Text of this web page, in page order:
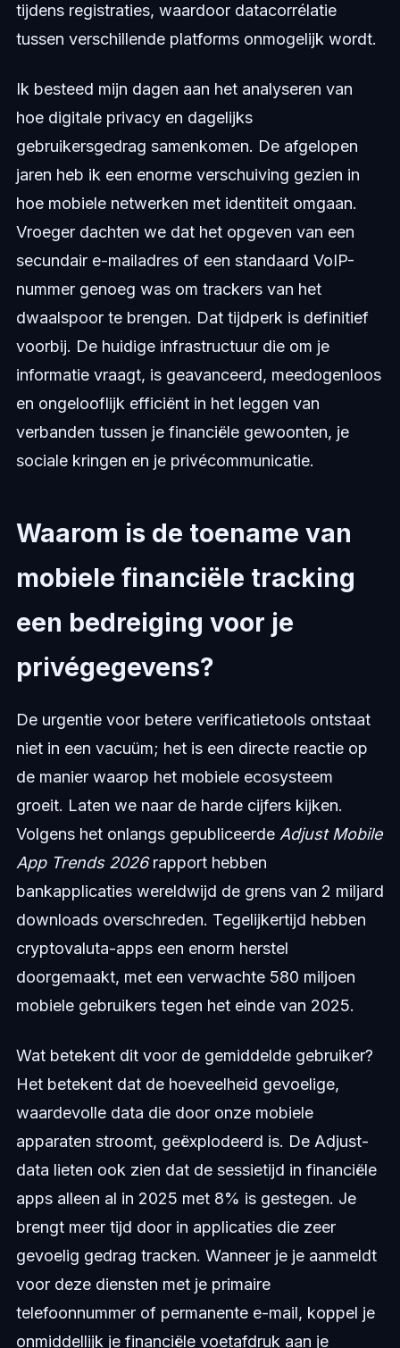
tijdens registraties, waardoor datacorrélatie
tussen verschillende platforms onmogelijk wordt.
Ik besteed mijn dagen aan het analyseren van
hoe digitale privacy en dagelijks
gebruikersgedrag samenkomen. De afgelopen
jaren heb ik een enorme verschuiving gezien in
hoe mobiele netwerken met identiteit omgaan.
Vroeger dachten we dat het opgeven van een
secundair e-mailadres of een standaard VoIP-
nummer genoeg was om trackers van het
dwaalspoor te brengen. Dat tijdperk is definitief
voorbij. De huidige infrastructuur die om je
informatie vraagt, is geavanceerd, meedogenloos
en ongelooflijk efficiënt in het leggen van
verbanden tussen je financiële gewoonten, je
sociale kringen en je privécommunicatie.
Waarom is de toename van
mobiele financiële tracking
een bedreiging voor je
privégegevens?
De urgentie voor betere verificatietools ontstaat
niet in een vacuüm; het is een directe reactie op
de manier waarop het mobiele ecosysteem
groeit. Laten we naar de harde cijfers kijken.
Volgens het onlangs gepubliceerde Adjust Mobile
App Trends 2026rapport hebben
bankapplicaties wereldwijd de grens van 2 miljard
downloads overschreden. Tegelijkertijd hebben
cryptovaluta-apps een enorm herstel
doorgemaakt, met een verwachte 580 miljoen
mobiele gebruikers tegen het einde van 2025.
Wat betekent dit voor de gemiddelde gebruiker?
Het betekent dat de hoeveelheid gevoelige,
waardevolle data die door onze mobiele
apparaten stroomt, geëxplodeerd is. De Adjust-
data lieten ook zien dat de sessietijd in financiële
apps alleen al in 2025 met 8% is gestegen. Je
brengt meer tijd door in applicaties die zeer
gevoelig gedrag tracken. Wanneer je je aanmeldt
voor deze diensten met je primaire
telefoonnummer of permanente e-mail, koppel je
onmiddellijk je financiële voetafdruk aan je